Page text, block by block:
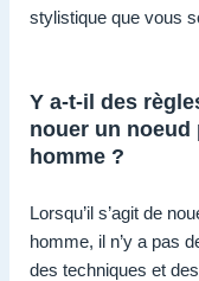
stylistique que vous
Y a-t-il des
nouer un noeud
homme ?
Lorsqu’il s’agit de
homme, il n’y a pas
des techniques et